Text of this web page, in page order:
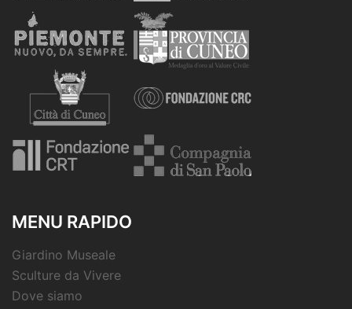
MENU RAPIDO
Giardino Museale
Sculture da Vivere
Dove siamo